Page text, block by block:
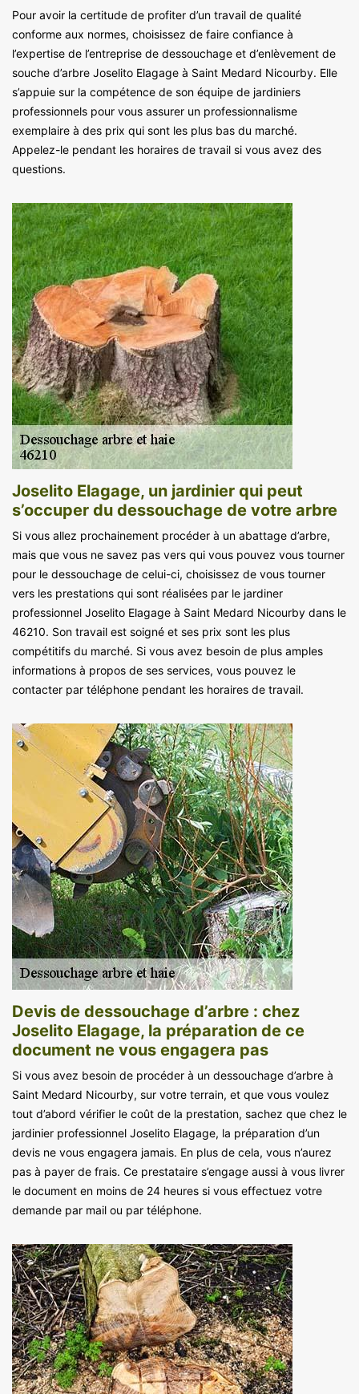
Pour avoir la certitude de profiter d’un travail de qualité
conforme aux normes, choisissez de faire confiance à
l’expertise de l’entreprise de dessouchage et d’enlèvement de
souche d’arbre Joselito Elagage à Saint Medard Nicourby. Elle
s’appuie sur la compétence de son équipe de jardiniers
professionnels pour vous assurer un professionnalisme
exemplaire à des prix qui sont les plus bas du marché.
Appelez-le pendant les horaires de travail si vous avez des
questions.
Joselito Elagage, un jardinier qui peut
s’occuper du dessouchage de votre arbre
Si vous allez prochainement procéder à un abattage d’arbre,
mais que vous ne savez pas vers qui vous pouvez vous tourner
pour le dessouchage de celui-ci, choisissez de vous tourner
vers les prestations qui sont réalisées par le jardiner
professionnel Joselito Elagage à Saint Medard Nicourby dans le
46210. Son travail est soigné et ses prix sont les plus
compétitifs du marché. Si vous avez besoin de plus amples
informations à propos de ses services, vous pouvez le
contacter par téléphone pendant les horaires de travail.
Devis de dessouchage d’arbre : chez
Joselito Elagage, la préparation de ce
document ne vous engagera pas
Si vous avez besoin de procéder à un dessouchage d’arbre à
Saint Medard Nicourby, sur votre terrain, et que vous voulez
tout d’abord vérifier le coût de la prestation, sachez que chez le
jardinier professionnel Joselito Elagage, la préparation d’un
devis ne vous engagera jamais. En plus de cela, vous n’aurez
pas à payer de frais. Ce prestataire s’engage aussi à vous livrer
le document en moins de 24 heures si vous effectuez votre
demande par mail ou par téléphone.